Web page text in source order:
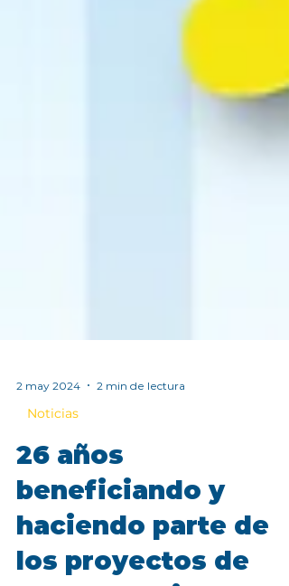
2 may 2024
Noticias
26 años
beneficiando y
haciendo parte de